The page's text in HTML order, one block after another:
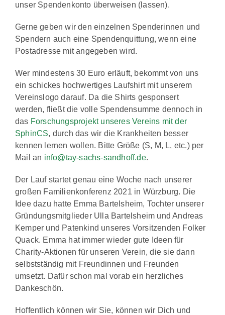
unser Spendenkonto überweisen (lassen).
Gerne geben wir den einzelnen Spenderinnen und
Spendern auch eine Spendenquittung, wenn eine
Postadresse mit angegeben wird.
Wer mindestens 30 Euro erläuft, bekommt von uns
ein schickes hochwertiges Laufshirt mit unserem
Vereinslogo darauf. Da die Shirts gesponsert
werden, fließt die volle Spendensumme dennoch in
das Forschungsprojekt unseres Vereins mit der
SphinCS, durch das wir die Krankheiten besser
kennen lernen wollen. Bitte Größe (S, M, L, etc.) per
Mail an info@tay-sachs-sandhoff.de.
Der Lauf startet genau eine Woche nach unserer
großen Familienkonferenz 2021 in Würzburg. Die
Idee dazu hatte Emma Bartelsheim, Tochter unserer
Gründungsmitglieder Ulla Bartelsheim und Andreas
Kemper und Patenkind unseres Vorsitzenden Folker
Quack. Emma hat immer wieder gute Ideen für
Charity-Aktionen für unseren Verein, die sie dann
selbstständig mit Freundinnen und Freunden
umsetzt. Dafür schon mal vorab ein herzliches
Dankeschön.
Hoffentlich können wir Sie, können wir Dich und